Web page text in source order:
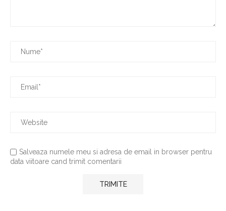
Salveaza numele meu si adresa de email in browser pentru
data viitoare cand trimit comentarii